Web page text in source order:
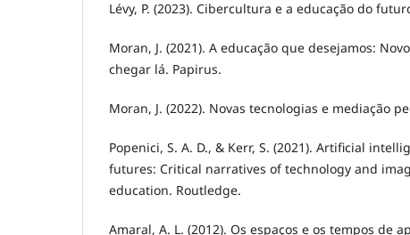
Lévy, P. (2023). Cibercultura e a educação do
Moran, J. (2021). A educação que desejamos:
chegar lá. Papirus.
Moran, J. (2022). Novas tecnologias e mediação
Popenici, S. A. D., & Kerr, S. (2021). Artificial
futures: Critical narratives of technology and
education. Routledge.
Amaral, A. L. (2012). Os espaços e os tempos de